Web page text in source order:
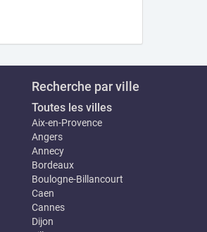
Recherche par ville
Toutes les villes
Aix-en-Provence
Angers
Annecy
Bordeaux
Boulogne-Billancourt
Caen
Cannes
Dijon